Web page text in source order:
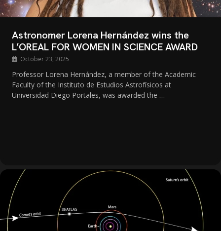
Astronomer Lorena Hernández wins the
L’OREAL FOR WOMEN IN SCIENCE AWARD
October 23, 2025
Professor Lorena Hernández, a member of the Academic
Faculty of the Instituto de Estudios Astrofísicos at
Universidad Diego Portales, was awarded the …